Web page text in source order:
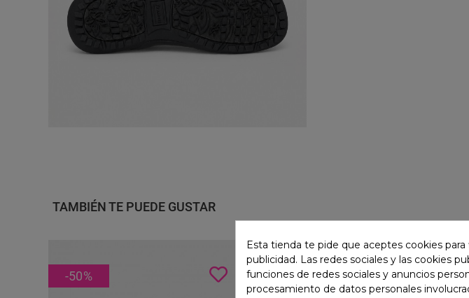
TAMBIÉN TE PUEDE GUSTAR
-50% REBAJAS
Esta tienda te pide que aceptes cookies
publicidad. Las redes sociales y las cookies
funciones de redes sociales y anuncios
procesamiento de datos personales